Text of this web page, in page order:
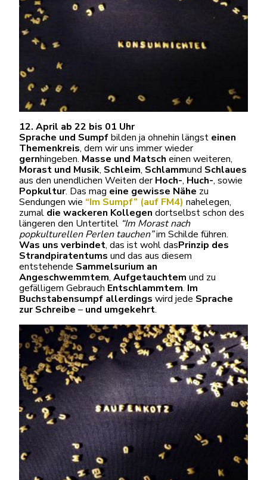
12. April ab 22 bis 01 Uhr
Sprache und Sumpfbilden ja ohnehin längst einen
Themenkreis, dem wir uns immer wieder
gernhingeben. Masse und Matsch einen weiteren,
Morast und Musik, Schleim, Schlammund Schlaues
aus den unendlichen Weiten derHoch-, Huch-, sowie
Popkultur. Das mag eine gewisse Nähe zu
Sendungen wie “Im Sumpf” (auf FM4) nahelegen,
zumal die wackeren Kollegen dortselbst schon des
längeren den Untertitel “Im Morast nach
popkulturellen Perlen tauchen”im Schilde führen.
Was uns verbindet, das ist wohl dasPrinzip des
Strandpiratentums und das aus diesem
entstehende Sammelsurium an
Angeschwemmtem, Aufgetauchtem und zu
gefälligem Gebrauch Entschlammtem. Im
Buchstabensumpf allerdings wird jede Sprache
zur Schreibe – und umgekehrt.